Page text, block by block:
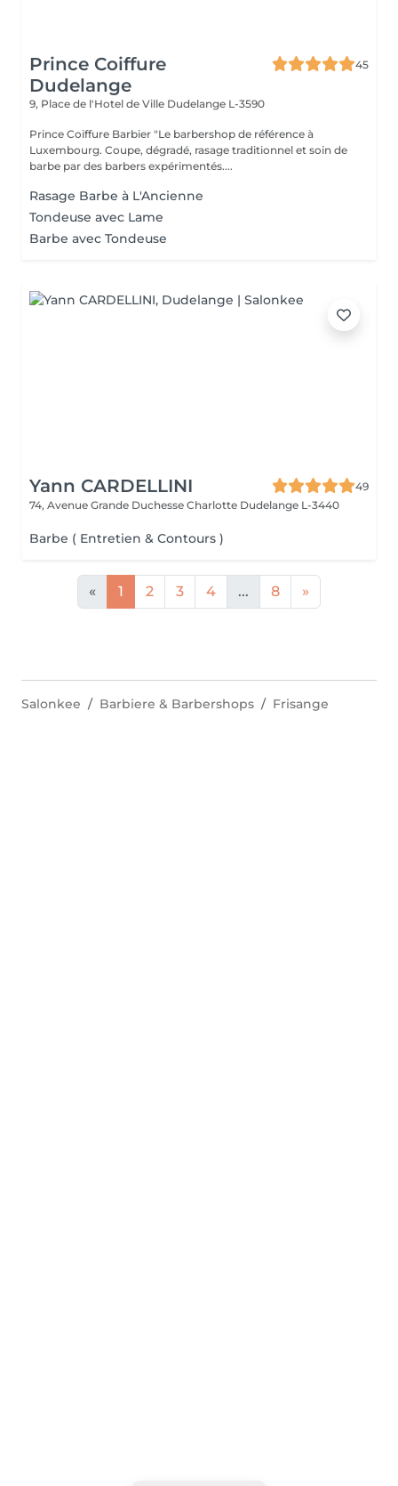
Prince Coiffure
Dudelange
45
9, Place de l'Hotel de Ville Dudelange L-3590
Prince Coiffure Barbier "Le barbershop de référence à
Luxembourg. Coupe, dégradé, rasage traditionnel et soin de
barbe par des barbers expérimentés....
Rasage Barbe à L'Ancienne
Tondeuse avec Lame
Barbe avec Tondeuse
Yann CARDELLINI
49
74, Avenue Grande Duchesse Charlotte Dudelange L-3440
Barbe ( Entretien & Contours )
« 1 2 3 4 ... 8 »
Salonkee Barbiere & Barbershops Frisange